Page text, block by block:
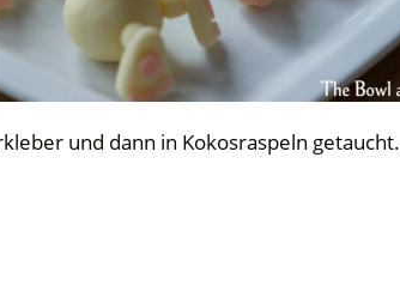
und dann in Kokosraspeln getaucht.